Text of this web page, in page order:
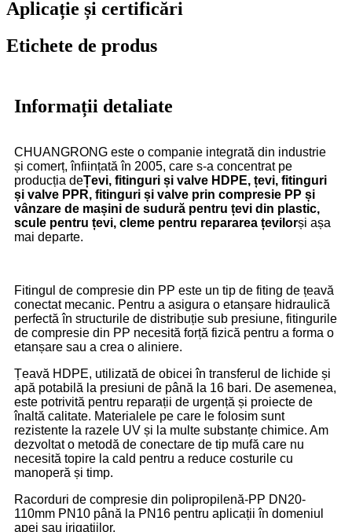
Aplicație și certificări
Etichete de produs
Informații detaliate
CHUANGRONG este o companie integrată din industrie
și comerț, înființată în 2005, care s-a concentrat pe
producția deȚevi, fitinguri și valve HDPE, țevi, fitinguri
și valve PPR, fitinguri și valve prin compresie PP și
vânzare de mașini de sudură pentru țevi din plastic,
scule pentru țevi, cleme pentru repararea țevilorși așa
mai departe.
Fitingul de compresie din PP este un tip de fiting de țeavă
conectat mecanic. Pentru a asigura o etanșare hidraulică
perfectă în structurile de distribuție sub presiune, fitingurile
de compresie din PP necesită forță fizică pentru a forma o
etanșare sau a crea o aliniere.
Țeavă HDPE, utilizată de obicei în transferul de lichide și
apă potabilă la presiuni de până la 16 bari. De asemenea,
este potrivită pentru reparații de urgență și proiecte de
înaltă calitate. Materialele pe care le folosim sunt
rezistente la razele UV și la multe substanțe chimice. Am
dezvoltat o metodă de conectare de tip mufă care nu
necesită topire la cald pentru a reduce costurile cu
manoperă și timp.
Racorduri de compresie din polipropilenă-PP DN20-
110mm PN10 până la PN16 pentru aplicații în domeniul
apei sau irigațiilor.